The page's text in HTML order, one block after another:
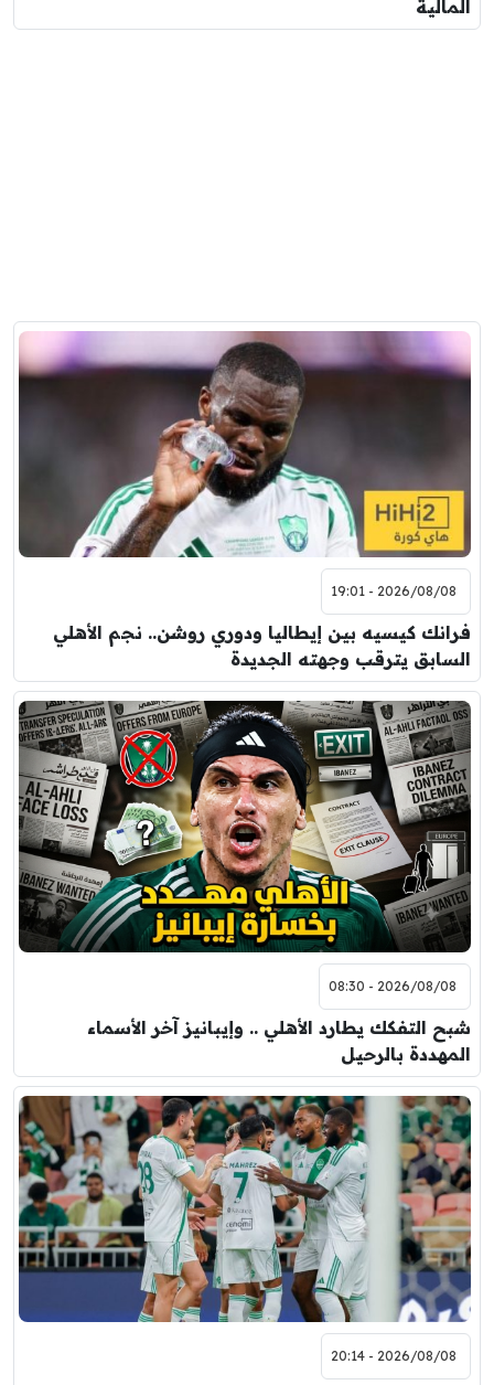
المالية
2026/08/08 - 19:01
فرانك كيسيه بين إيطاليا ودوري روشن.. نجم الأهلي
السابق يترقب وجهته الجديدة
2026/08/08 - 08:30
شبح التفكك يطارد الأهلي .. وإيبانيز آخر الأسماء
المهددة بالرحيل
2026/08/08 - 20:14